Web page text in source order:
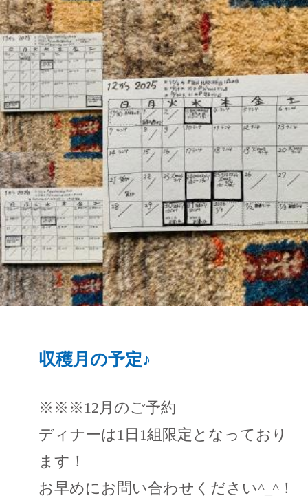
収穫月の予定♪
※※※12月のご予約
ディナーは1日1組限定となっており
ます！
お早めにお問い合わせください^_^！